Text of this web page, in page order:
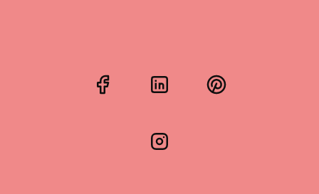
FacebookLinkedInPinterest
Instagram